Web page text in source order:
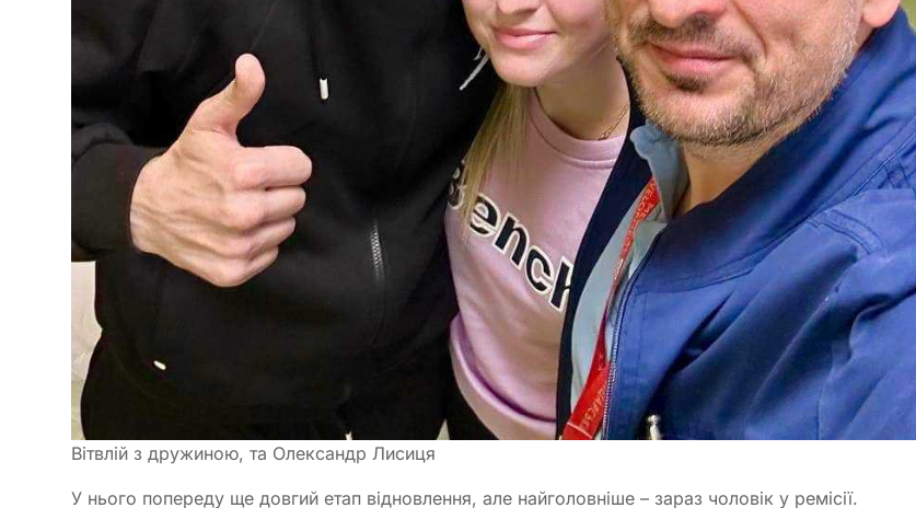
Вітвлій з дружиною, та Олександр Лисиця
У нього попереду ще довгий етап відновлення, але найголовніше – зараз чоловік у ремісії.